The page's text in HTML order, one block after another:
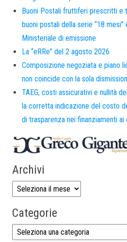
Buoni Postali fruttiferi prescritti e
buoni postali della serie “18
Ministeriale di emissione
La “eRRe” del 2 agosto 2026
Composizione negoziata e piano
non coincide con la sola
TAEG, costi assicurativi e nullità
la corretta indicazione del costo
di trasparenza nei finanziamenti ai
Archivi
Categorie